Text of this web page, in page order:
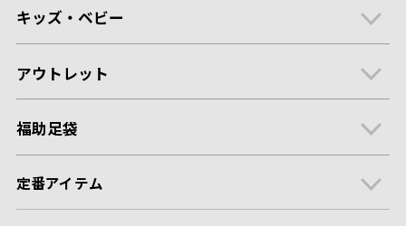
キッズ・ベビー
アウトレット
福助足袋
定番アイテム